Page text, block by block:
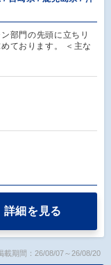
部門の先頭に立ちリ
ております。 ＜主な
詳細を見る
載期間：26/08/07～26/08/20